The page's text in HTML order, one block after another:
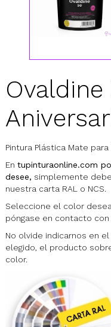
Pintura Plástica Mate
En tupinturaonline.com
desee, simplemente
nuestra carta RAL o NCS.
Seleccione el color
póngase en contacto
No olvide indicarnos en
elegido, el producto
color.